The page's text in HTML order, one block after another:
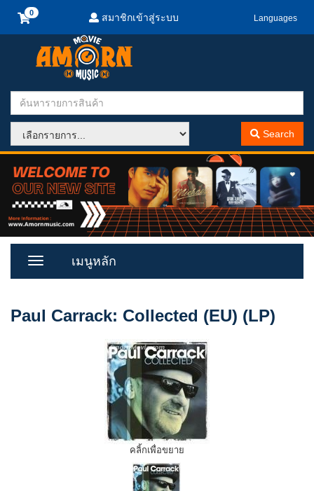
สมาชิกเข้าสู่ระบบ Languages
Search
Toggle
เมนูหลัก
Paul Carrack: Collected (EU) (LP)
คลิ้กเพื่อขยาย